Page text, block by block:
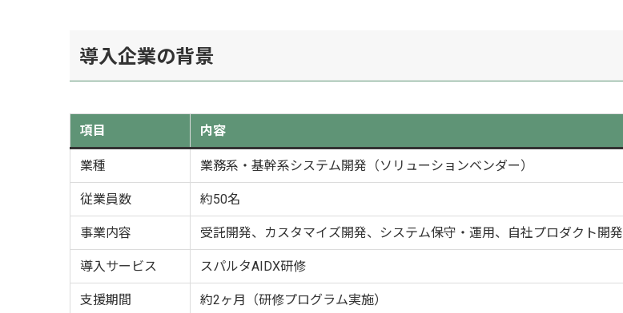
導入企業の背景
項目 内容
業種 業務系・基幹系システム開発（ソリューションベンダー）
従業員数 約50名
事業内容 受託開発、カスタマイズ開発、システム保守・運用、自社プロダクト開発
導入サービス スパルタAIDX研修
支援期間 約2ヶ月（研修プログラム実施）